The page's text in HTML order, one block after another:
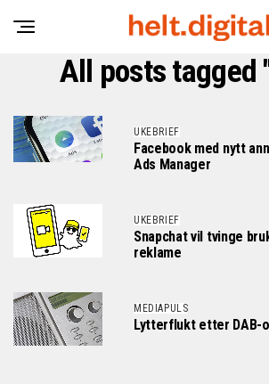
All posts tagged
UKEBRIEF
Facebook med nytt
Ads Manager
UKEBRIEF
Snapchat vil tvinge
reklame
MEDIAPULS
Lytterflukt etter DAB-